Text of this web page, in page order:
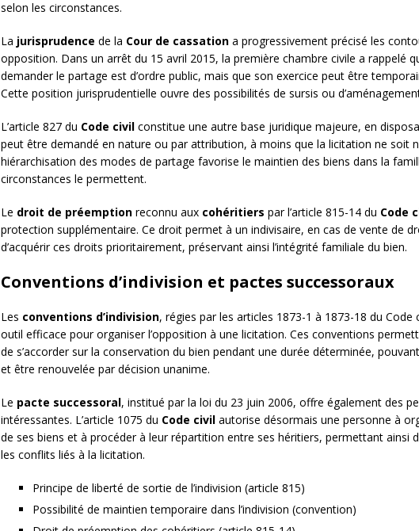
selon les circonstances.
La jurisprudence de la Cour de cassationa progressivement précisé les
opposition. Dans un arrêt du 15 avril 2015, la première chambre civile a rappelé
demander le partage est d’ordre public, mais que son exercice peut être
Cette position jurisprudentielle ouvre des possibilités de sursis ou
L’article 827 du Code civilconstitue une autre base juridique majeure, en
peut être demandé en nature ou par attribution, à moins que la licitation ne soit
hiérarchisation des modes de partage favorise le maintien des biens dans la
circonstances le permettent.
Le droit de préemptionreconnu aux cohéritiers par l’article 815-14 du Code
protection supplémentaire. Ce droit permet à un indivisaire, en cas de vente de
d’acquérir ces droits prioritairement, préservant ainsi l’intégrité familiale du bien.
Conventions d’indivision et pactes successoraux
Les conventions d’indivision, régies par les articles 1873-1 à 1873-18 du Code
outil efficace pour organiser l’opposition à une licitation. Ces conventions
de s’accorder sur la conservation du bien pendant une durée déterminée,
et être renouvelée par décision unanime.
Le pacte successoral, institué par la loi du 23 juin 2006, offre également des
intéressantes. L’article 1075 du Code civilautorise désormais une personne à
de ses biens et à procéder à leur répartition entre ses héritiers, permettant ainsi
les conflits liés à la licitation.
Principe de liberté de sortie de l’indivision (article 815)
Possibilité de maintien temporaire dans l’indivision (convention)